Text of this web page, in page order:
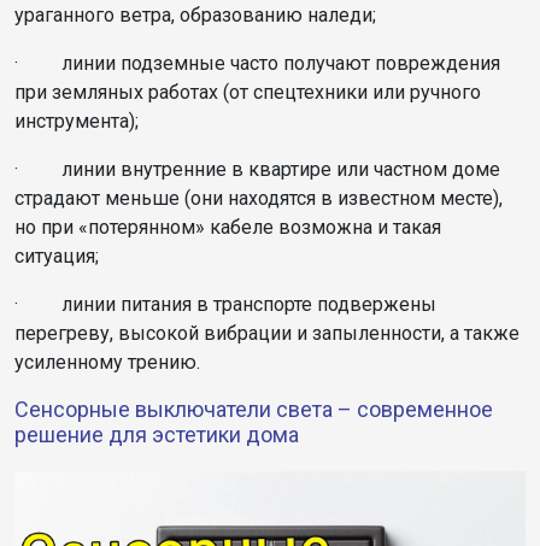
ураганного ветра, образованию наледи;
· линии подземные часто получают повреждения
при земляных работах (от спецтехники или ручного
инструмента);
· линии внутренние в квартире или частном доме
страдают меньше (они находятся в известном месте),
но при «потерянном» кабеле возможна и такая
ситуация;
· линии питания в транспорте подвержены
перегреву, высокой вибрации и запыленности, а также
усиленному трению.
Сенсорные выключатели света – современное
решение для эстетики дома